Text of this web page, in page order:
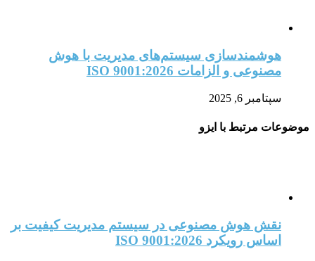
هوشمندسازی سیستم‌های مدیریت با هوش
مصنوعی و الزامات ISO 9001:2026
سپتامبر 6, 2025
موضوعات مرتبط با ایزو
نقش هوش مصنوعی در سیستم مدیریت کیفیت بر
اساس رویکرد ISO 9001:2026